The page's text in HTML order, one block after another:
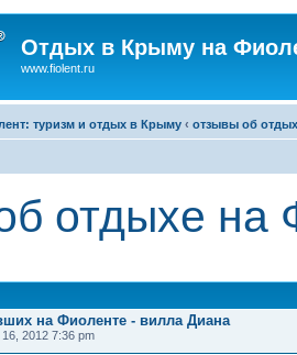
Отдых в Крыму на
www.fiolent.ru
туризм и отдых в Крыму ‹ отзывы об
отдыхе на
на Фиоленте - вилла Диана
2012 7:36 pm